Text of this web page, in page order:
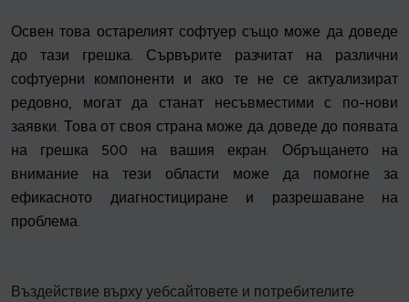
Освен това остарелият софтуер също може да доведе
до тази грешка. Сървърите разчитат на различни
софтуерни компоненти и ако те не се актуализират
редовно, могат да станат несъвместими с по-нови
заявки. Това от своя страна може да доведе до появата
на грешка 500 на вашия екран. Обръщането на
внимание на тези области може да помогне за
ефикасното диагностициране и разрешаване на
проблема.
Въздействие върху уебсайтовете и потребителите